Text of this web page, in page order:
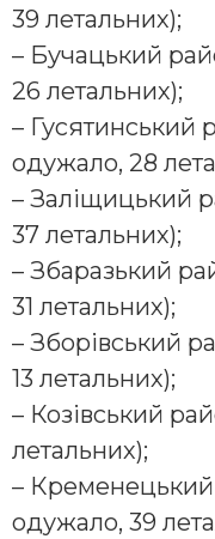
39 летальних);
– Бучацький
26 летальних);
– Гусятинський
одужало, 28
– Заліщицький
37 летальних);
– Збаразький
31 летальних);
– Зборівський
13 летальних);
– Козівський
летальних);
– Кременецький
одужало, 39